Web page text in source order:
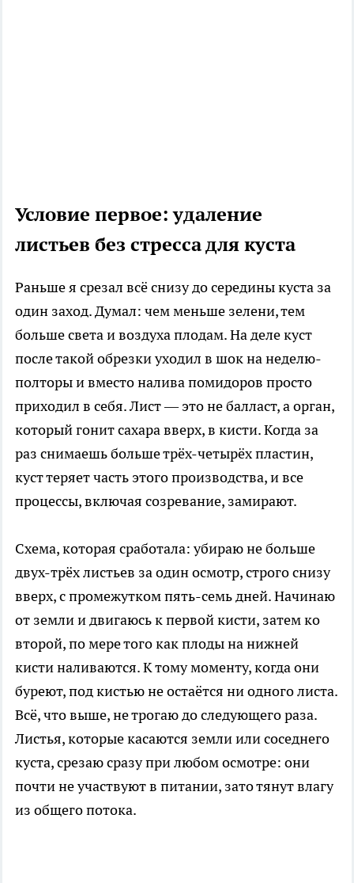
Условие первое: удаление
листьев без стресса для куста
Раньше я срезал всё снизу до середины куста за
один заход. Думал: чем меньше зелени, тем
больше света и воздуха плодам. На деле куст
после такой обрезки уходил в шок на неделю-
полторы и вместо налива помидоров просто
приходил в себя. Лист — это не балласт, а орган,
который гонит сахара вверх, в кисти. Когда за
раз снимаешь больше трёх-четырёх пластин,
куст теряет часть этого производства, и все
процессы, включая созревание, замирают.
Схема, которая сработала: убираю не больше
двух-трёх листьев за один осмотр, строго снизу
вверх, с промежутком пять-семь дней. Начинаю
от земли и двигаюсь к первой кисти, затем ко
второй, по мере того как плоды на нижней
кисти наливаются. К тому моменту, когда они
буреют, под кистью не остаётся ни одного листа.
Всё, что выше, не трогаю до следующего раза.
Листья, которые касаются земли или соседнего
куста, срезаю сразу при любом осмотре: они
почти не участвуют в питании, зато тянут влагу
из общего потока.